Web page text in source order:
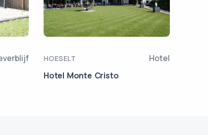
HOESELT
Hotel
Hotel Monte Cristo